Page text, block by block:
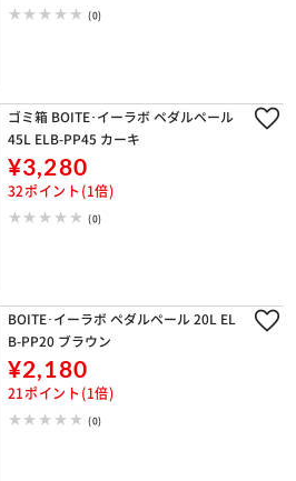
(0)
ゴミ箱 BOITE･イーラボ ペダルペール
45L ELB-PP45 カーキ
¥3,280
32ポイント(1倍)
(0)
BOITE･イーラボ ペダルペール 20L EL
B-PP20 ブラウン
¥2,180
21ポイント(1倍)
(0)